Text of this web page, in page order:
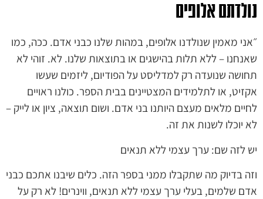
נולדתם אלופים
״אני מאמין שנולדנו אלופים, במהות שלנו כבני אדם. ככה, כמו
שאנחנו – ללא תלות בהישגים או בתוצאות שלנו. לא. זוהי לא
תחושה שנועדה רק למדליסט על הפודיום, ליזמים שעשו
אקזיט, או לתלמידים המצטיינים בבית הספר. כולנו ראויים
לחיים מלאים מעצם היותנו בני אדם. ושום תוצאה, ציון או לייק –
לא יוכלו לשנות את זה.
יש לזה שם: ערך עצמי ללא תנאים
וזה בדיוק מה שתקבלו ממני בספר הזה. כלים שיבנו אתכם כבני
אדם שלמים, בעלי ערך עצמי ללא תנאים, ווינרים! לא רק על